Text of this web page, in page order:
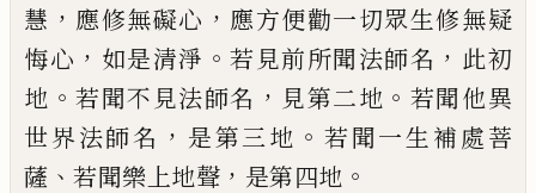
慧 ， 應修無礙心 ， 應方便勸一切眾生修無疑
悔心 ， 如是清淨 。若見前所聞法師名 ， 此初
地 。若聞不見法師名 ， 見第二地 。 若聞他異
世界法師名 ， 是第三地 。 若聞一生補處菩
薩 、 若聞樂上地聲 ， 是第四地 。